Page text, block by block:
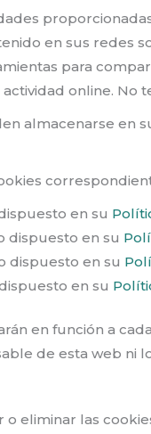
en sus redes
para
online.
almacenarse
en su
dispuesto en su
dispuesto en su
en su
en función a
de esta web
eliminar las